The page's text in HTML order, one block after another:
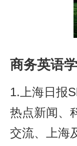
商务英语
1.上海日报
热点新闻、
交流、上海